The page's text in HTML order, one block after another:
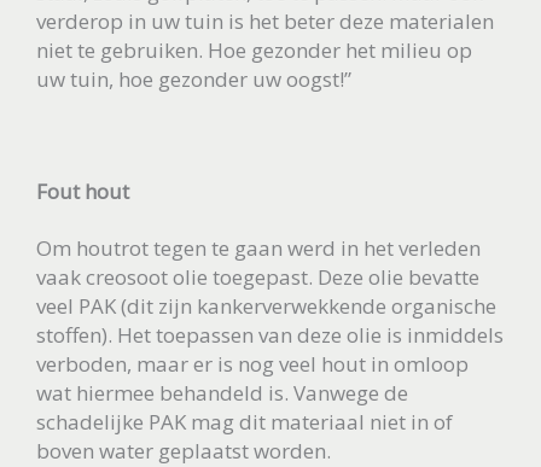
verderop in uw tuin is het beter deze materialen
niet te gebruiken. Hoe gezonder het milieu op
uw tuin, hoe gezonder uw oogst!”
Fout hout
Om houtrot tegen te gaan werd in het verleden
vaak creosoot olie toegepast. Deze olie bevatte
veel PAK (dit zijn kankerverwekkende organische
stoffen). Het toepassen van deze olie is inmiddels
verboden, maar er is nog veel hout in omloop
wat hiermee behandeld is. Vanwege de
schadelijke PAK mag dit materiaal niet in of
boven water geplaatst worden.